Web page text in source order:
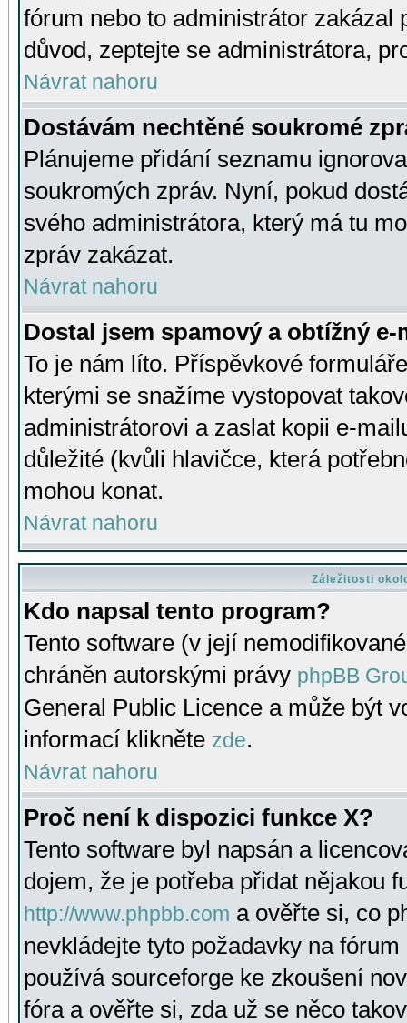
fórum nebo to administrátor zakázal
důvod, zeptejte se administrátora,
Návrat nahoru
Dostávám nechtěné soukromé
Plánujeme přidání seznamu
soukromých zpráv. Nyní, pokud
svého administrátora, který má tu
zpráv zakázat.
Návrat nahoru
Dostal jsem spamový a obtížný
To je nám líto. Příspěvkové
kterými se snažíme vystopovat
administrátorovi a zaslat kopii e-
důležité (kvůli hlavičce, která
mohou konat.
Návrat nahoru
Záležitosti
Kdo napsal tento program?
Tento software (v její
chráněn autorskými právy phpBB
General Public Licence a může být
informací klikněte zde.
Návrat nahoru
Proč není k dispozici funkce X?
Tento software byl napsán a
dojem, že je potřeba přidat nějakou
http://www.phpbb.com a ověřte si, co
nevkládejte tyto požadavky na
používá sourceforge ke zkoušení
fóra a ověřte si, zda už se něco